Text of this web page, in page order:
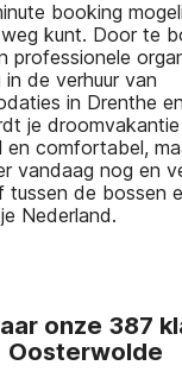
booking
kunt. Door te
professionele
in de verhuur van
in Drenthe
je
en comfortabel,
vandaag nog en
tussen de bossen
Nederland.
onze 387
Oosterwolde